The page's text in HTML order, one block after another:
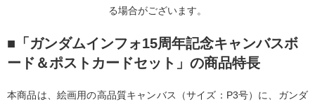
る場合がございます。
■「ガンダムインフォ15周年記念キャンバスボ
ード＆ポストカードセット」の商品特⻑
本商品は、絵画⽤の⾼品質キャンバス（サイズ：P3号）に、ガンダ